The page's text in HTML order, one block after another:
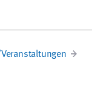
Veranstaltungen